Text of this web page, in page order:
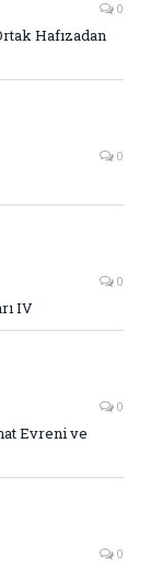
0
Hafızadan
0
0
IV
0
Evreni ve
0